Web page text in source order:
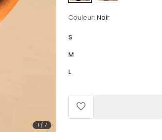
1 / 7
Couleur: Noir
S
M
L